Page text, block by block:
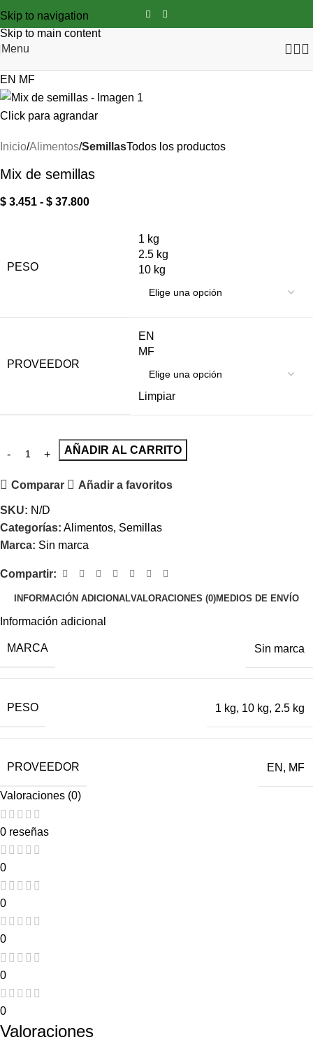
Skip to navigation
Skip to main content
Menu
EN MF
Click para agrandar
Inicio Alimentos SemillasTodos los productos
Mix de semillas
$ 3.451 - $ 37.800
PESO
1 kg
2.5 kg
10 kg
PROVEEDOR
EN
MF
Limpiar
AÑADIR AL CARRITO
Comparar Añadir a favoritos
SKU: N/D
Categorías: Alimentos, Semillas
Marca: Sin marca
Compartir:
INFORMACIÓN ADICIONALVALORACIONES (0)MEDIOS DE ENVÍO
Información adicional
MARCA Sin marca
PESO 1 kg, 10 kg, 2.5 kg
PROVEEDOR EN , MF
Valoraciones (0)
0 reseñas
0
0
0
0
0
Valoraciones